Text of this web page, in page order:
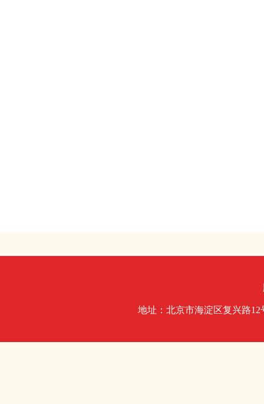
地址：北京市海淀区复兴